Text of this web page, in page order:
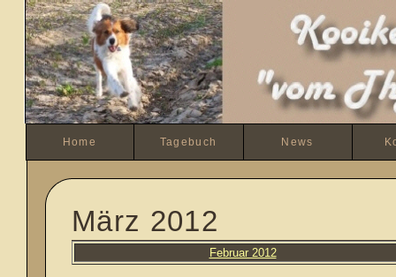
Home Tagebuch News
März 2012
Februar 2012